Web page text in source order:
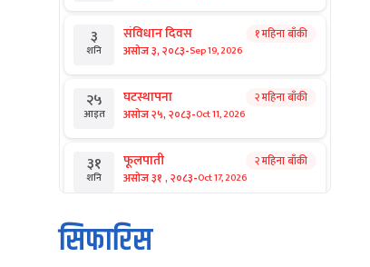
३
शनि
संविधान दिवस
असोज ३, २०८३-Sep 19, 2026
१ महिना बाँकी
२५
आइत
घटस्थापना
असोज २५, २०८३-Oct 11, 2026
२ महिना बाँकी
३१
शनि
फूलपाती
असोज ३१ , २०८३-Oct 17, 2026
२ महिना बाँकी
१
आइत
कार्तिक सङ्क्रान्ति
कार्तिक १, २०८३
सिफारिस